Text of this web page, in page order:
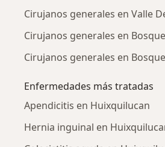
Cirujanos generales en Valle
Cirujanos generales en
Cirujanos generales en
Enfermedades más tratadas
Apendicitis en Huixquilucan
Hernia inguinal en